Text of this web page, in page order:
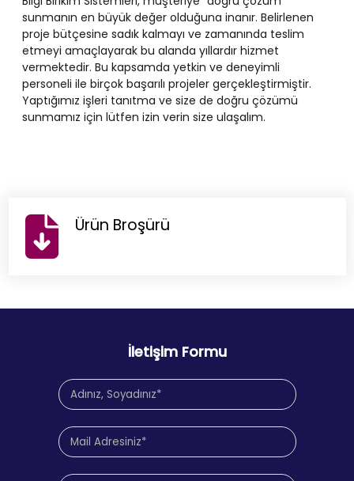
sunmanın en büyük değer olduğuna inanır. Belirlenen
proje bütçesine sadık kalmayı ve zamanında teslim
etmeyi amaçlayarak bu alanda yıllardır hizmet
vermektedir. Bu kapsamda yetkin ve deneyimli
personeli ile birçok başarılı projeler gerçekleştirmiştir.
Yaptığımız işleri tanıtma ve size de doğru çözümü
sunmamız için lütfen izin verin size ulaşalım.
Ürün Broşürü
İletişim Formu